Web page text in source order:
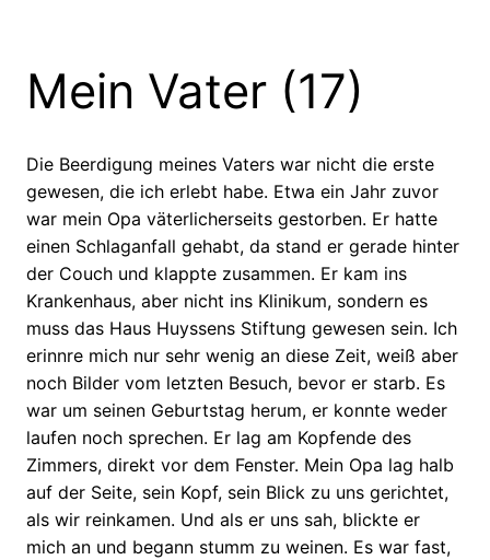
Mein Vater (17)
Die Beerdigung meines Vaters war nicht die erste
gewesen, die ich erlebt habe. Etwa ein Jahr zuvor
war mein Opa väterlicherseits gestorben. Er hatte
einen Schlaganfall gehabt, da stand er gerade hinter
der Couch und klappte zusammen. Er kam ins
Krankenhaus, aber nicht ins Klinikum, sondern es
muss das Haus Huyssens Stiftung gewesen sein. Ich
erinnre mich nur sehr wenig an diese Zeit, weiß aber
noch Bilder vom letzten Besuch, bevor er starb. Es
war um seinen Geburtstag herum, er konnte weder
laufen noch sprechen. Er lag am Kopfende des
Zimmers, direkt vor dem Fenster. Mein Opa lag halb
auf der Seite, sein Kopf, sein Blick zu uns gerichtet,
als wir reinkamen. Und als er uns sah, blickte er
mich an und begann stumm zu weinen. Es war fast,